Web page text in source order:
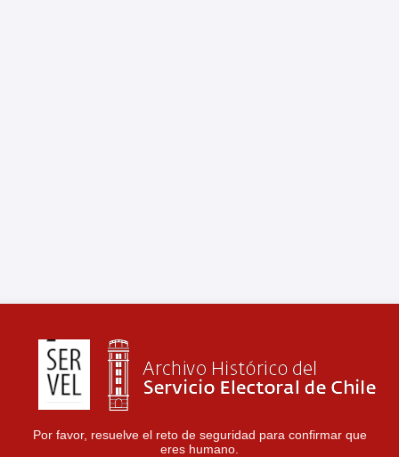
Por favor, resuelve el reto de seguridad para confirmar que
eres humano.